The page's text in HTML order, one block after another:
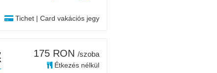
Tichet | Card vakációs jegy
175 RON /szoba
Étkezés nélkül